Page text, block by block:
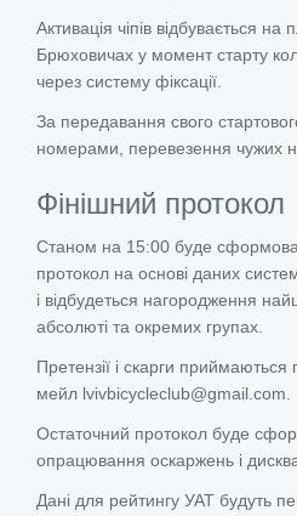
Активація чіпів відбувається
Брюховичах у момент старту
через систему фіксації.
За передавання свого
номерами, перевезення чужих
Фінішний протокол
Станом на 15:00 буде
протокол на основі даних
і відбудеться нагородження
абсолюті та окремих групах.
Претензії і скарги
мейл lvivbicycleclub@gmail.com.
Остаточний протокол буде
опрацювання оскаржень і
Дані для рейтингу УАТ будуть